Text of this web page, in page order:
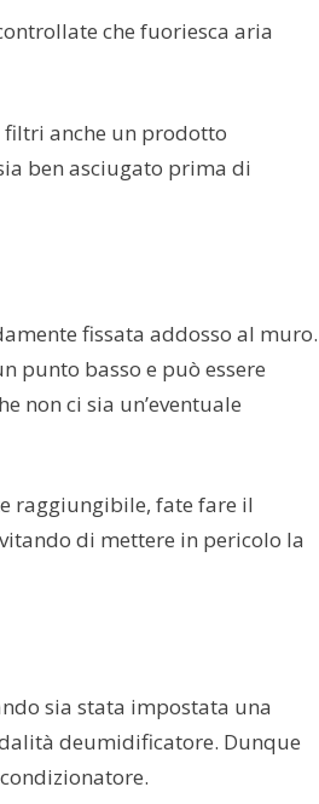
che fuoriesca aria
filtri anche un prodotto
ben asciugato prima di
fissata addosso al muro.
punto basso e può essere
non ci sia un’eventuale
raggiungibile, fate fare il
di mettere in pericolo la
sia stata impostata una
deumidificatore. Dunque